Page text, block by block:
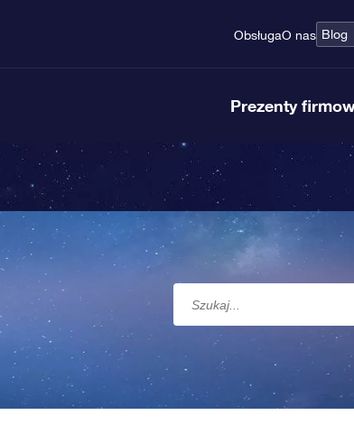
ObsługaO nas Blog
Prezenty